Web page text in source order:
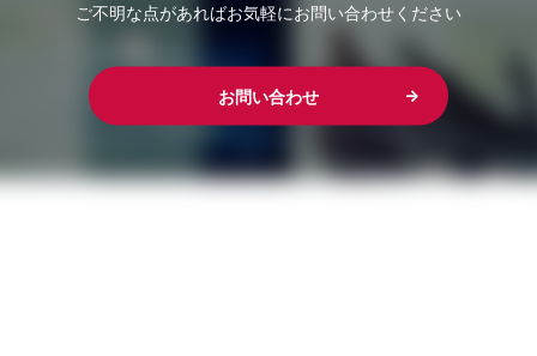
ご不明な点があればお気軽にお問い合わせください
お問い合わせ